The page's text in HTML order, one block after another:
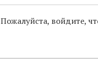
Пожалуйста, войдите,